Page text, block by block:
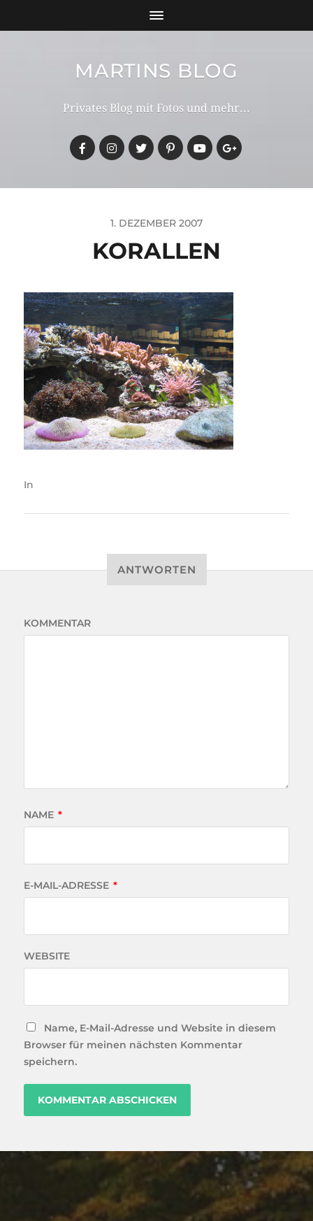
MARTINS BLOG
Privates Blog mit Fotos und mehr...
1. DEZEMBER 2007
KORALLEN
In
ANTWORTEN
KOMMENTAR
NAME *
E-MAIL-ADRESSE *
WEBSITE
Name, E-Mail-Adresse und Website in diesem
Browser für meinen nächsten Kommentar
speichern.